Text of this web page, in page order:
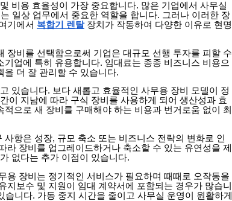
비용 효율성이 가장 중요합니다. 많은 기업에서 사무실
일상 업무에서 중요한 역할을 합니다. 그러나 이러한 장
기에서 복합기 렌탈장치가 작동하여 다양한 이유로 현명
장비를 선택함으로써 기업은 대규모 선행 투자를 피할 수
업에 특히 유용합니다. 임대료는 종종 비즈니스 비용으
을 더 잘 관리할 수 있습니다.
있습니다. 보다 새롭고 효율적인 사무용 장비 모델이 정
이 지남에 따라 구식 장비를 사용하게 되어 생산성과 효
으로 새 장비를 구매해야 하는 비용과 번거로움 없이 최
항은 성장, 규모 축소 또는 비즈니스 전략의 변화로 인
장비를 업그레이드하거나 축소할 수 있는 유연성을 제
없다는 추가 이점이 있습니다.
용 장비는 정기적인 서비스가 필요하며 때때로 오작동을
보수 및 지원이 임대 계약서에 포함되는 경우가 많습니
니다. 가동 중지 시간을 줄이고 사무실 운영이 원활하게